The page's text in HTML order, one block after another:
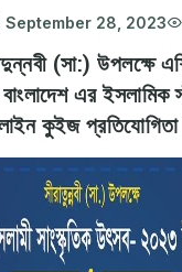
September 28, 2023
(সা:) উপলক্ষে
এর ইসলামিক
কুইজ